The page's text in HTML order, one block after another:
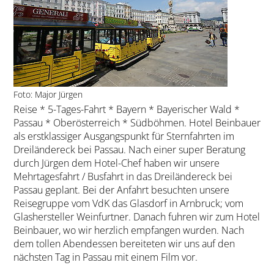
Foto: Major Jürgen
Reise * 5-Tages-Fahrt * Bayern * Bayerischer Wald *
Passau * Oberösterreich * Südböhmen. Hotel Beinbauer
als erstklassiger Ausgangspunkt für Sternfahrten im
Dreiländereck bei Passau. Nach einer super Beratung
durch Jürgen dem Hotel-Chef haben wir unsere
Mehrtagesfahrt / Busfahrt in das Dreiländereck bei
Passau geplant. Bei der Anfahrt besuchten unsere
Reisegruppe vom VdK das Glasdorf in Arnbruck; vom
Glashersteller Weinfurtner. Danach fuhren wir zum Hotel
Beinbauer, wo wir herzlich empfangen wurden. Nach
dem tollen Abendessen bereiteten wir uns auf den
nächsten Tag in Passau mit einem Film vor.